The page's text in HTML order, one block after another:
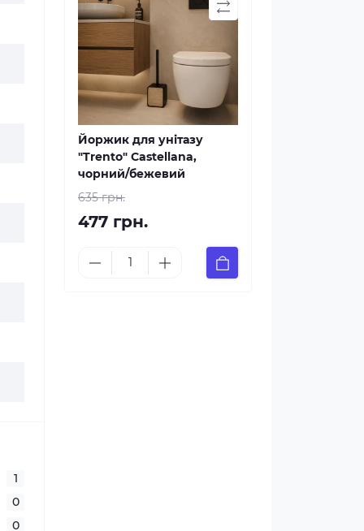
1
0
0
Йоржик для унітазу
"Trento" Castellana,
чорний/бежевий
635 грн.
477 грн.